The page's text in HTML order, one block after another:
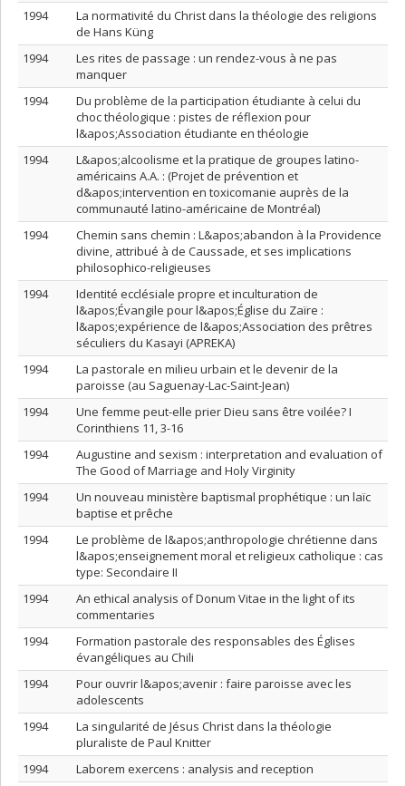
1994
La normativité du Christ dans la théologie des religions
de Hans Küng
1994
Les rites de passage : un rendez-vous à ne pas
manquer
1994
Du problème de la participation étudiante à celui du
choc théologique : pistes de réflexion pour
l&apos;Association étudiante en théologie
1994
L&apos;alcoolisme et la pratique de groupes latino-
américains A.A. : (Projet de prévention et
d&apos;intervention en toxicomanie auprès de la
communauté latino-américaine de Montréal)
1994
Chemin sans chemin : L&apos;abandon à la Providence
divine, attribué à de Caussade, et ses implications
philosophico-religieuses
1994
Identité ecclésiale propre et inculturation de
l&apos;Évangile pour l&apos;Église du Zaïre :
l&apos;expérience de l&apos;Association des prêtres
séculiers du Kasayi (APREKA)
1994
La pastorale en milieu urbain et le devenir de la
paroisse (au Saguenay-Lac-Saint-Jean)
1994
Une femme peut-elle prier Dieu sans être voilée? I
Corinthiens 11, 3-16
1994
Augustine and sexism : interpretation and evaluation of
The Good of Marriage and Holy Virginity
1994
Un nouveau ministère baptismal prophétique : un laïc
baptise et prêche
1994
Le problème de l&apos;anthropologie chrétienne dans
l&apos;enseignement moral et religieux catholique : cas
type: Secondaire II
1994
An ethical analysis of Donum Vitae in the light of its
commentaries
1994
Formation pastorale des responsables des Églises
évangéliques au Chili
1994
Pour ouvrir l&apos;avenir : faire paroisse avec les
adolescents
1994
La singularité de Jésus Christ dans la théologie
pluraliste de Paul Knitter
1994
Laborem exercens : analysis and reception